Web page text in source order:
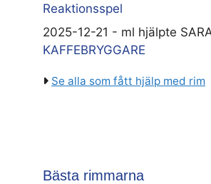
Reaktionsspel
2025-12-21 - ml hjälpte
KAFFEBRYGGARE
Se alla som fått hjälp med rim
Bästa rimmarna